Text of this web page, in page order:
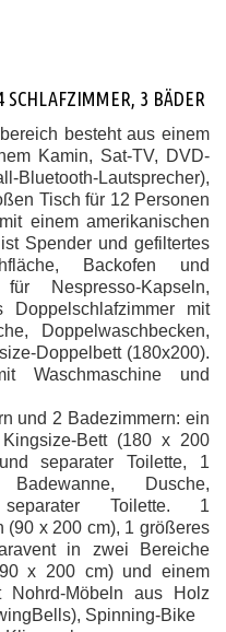
SCHLAFZIMMER, 3 BÄDER
besteht aus einem
Kamin, Sat-TV, DVD-
Bluetooth-Lautsprecher),
Tisch für 12 Personen
einem amerikanischen
Spender und gefiltertes
Backofen und
Nespresso-Kapseln,
Doppelschlafzimmer mit
Doppelwaschbecken,
Doppelbett (180x200).
Waschmaschine und
und 2 Badezimmern: ein
Bett (180 x 200
separater Toilette, 1
Dusche,
separater Toilette. 1
(90 x 200 cm), 1 größeres
in zwei Bereiche
x 200 cm) und einem
Nohrd-Möbeln aus Holz
Spinning-Bike